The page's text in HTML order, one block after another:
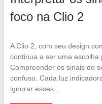
foco na Clio 2
A Clio 2, com seu design
continua a ser uma escolha
Compreender os sinais do
confuso. Cada luz
ignorar esses…